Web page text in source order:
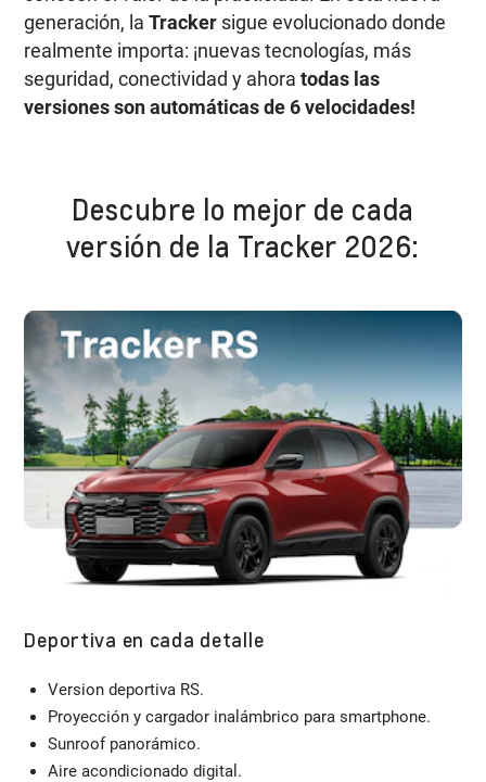
generación, laTracker sigue evolucionado donde
realmente importa: ¡nuevas tecnologías, más
seguridad, conectividad y ahoratodas las
versiones son automáticas de 6 velocidades!
Descubre lo mejor de cada
versión de la Tracker 2026:
Deportiva en cada detalle
Version deportiva RS.
Proyección y cargador inalámbrico para smartphone.
Sunroof panorámico.
Aire acondicionado digital.